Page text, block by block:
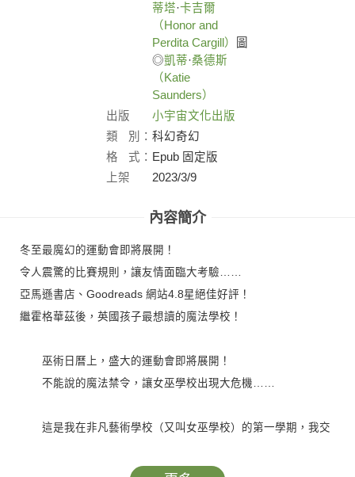
蒂塔·卡吉爾
（Honor and
Perdita Cargill）
圖
◎凱蒂·桑德斯
（Katie
Saunders）
出版
社：
小宇宙文化出版
類
別： 科幻奇幻
格
式： Epub 固定版
上架
2023/3/9
內容簡介
冬至最魔幻的運動會即將展開！
令人震驚的比賽規則，讓友情面臨大考驗……
亞馬遜書店、Goodreads 網站4.8星絕佳好評！
繼霍格華茲後，英國孩子最想讀的魔法學校！
巫術日曆上，盛大的運動會即將展開！
不能說的魔法禁令，讓女巫學校出現大危機……
這是我在非凡藝術學校（又叫女巫學校）的第一學期，我交